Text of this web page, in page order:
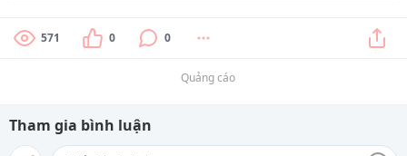
571 0 0
Quảng cáo
Tham gia bình luận